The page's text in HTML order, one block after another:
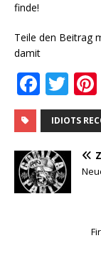
finde!
Teile den Beitrag
damit
F
a
c
e
b
o
T
w
it
te
IDIOTS